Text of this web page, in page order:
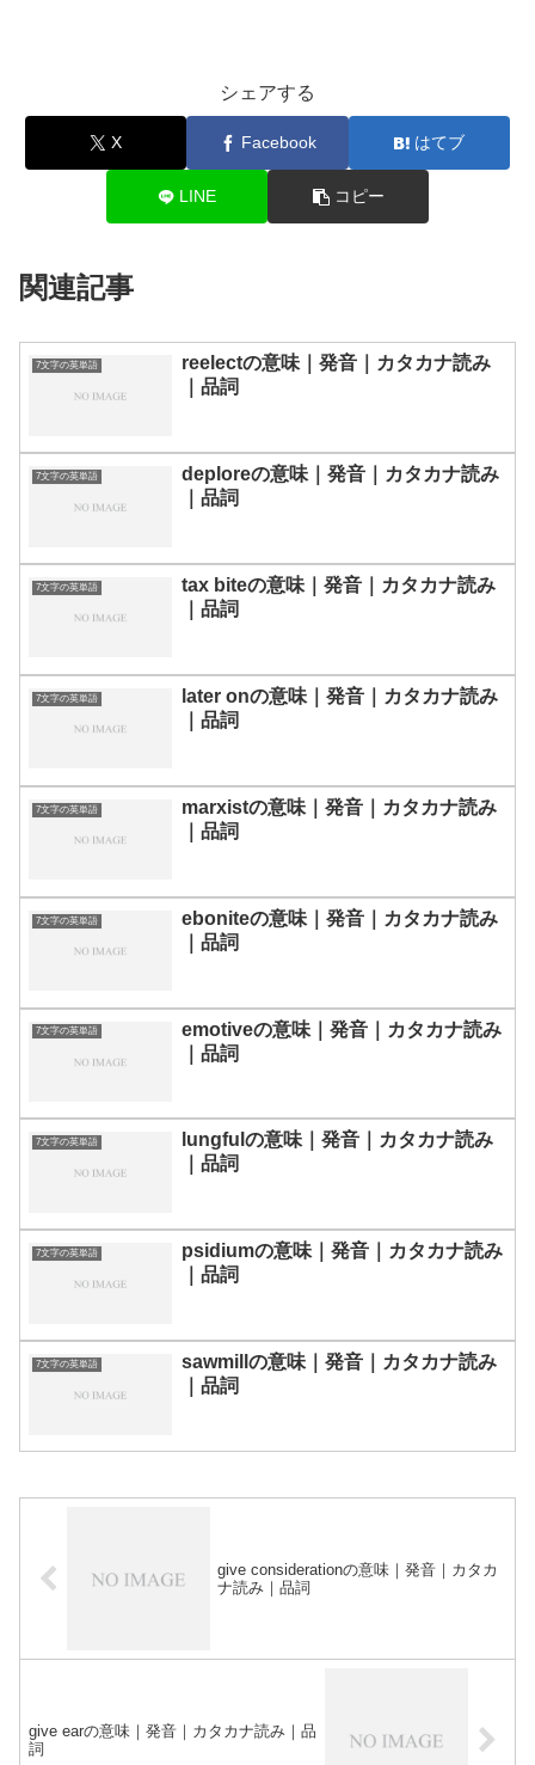
シェアする
X Facebook はてブ
LINE コピー
関連記事
7文字の英単語
reelectの意味｜発音｜カタカナ読み
｜品詞
7文字の英単語
deploreの意味｜発音｜カタカナ読み
｜品詞
7文字の英単語
tax biteの意味｜発音｜カタカナ読み
｜品詞
7文字の英単語
later onの意味｜発音｜カタカナ読み
｜品詞
7文字の英単語
marxistの意味｜発音｜カタカナ読み
｜品詞
7文字の英単語
eboniteの意味｜発音｜カタカナ読み
｜品詞
7文字の英単語
emotiveの意味｜発音｜カタカナ読み
｜品詞
7文字の英単語
lungfulの意味｜発音｜カタカナ読み
｜品詞
7文字の英単語
psidiumの意味｜発音｜カタカナ読み
｜品詞
7文字の英単語
sawmillの意味｜発音｜カタカナ読み
｜品詞
give considerationの意味｜発音｜カタカ
ナ読み｜品詞
give earの意味｜発音｜カタカナ読み｜品
詞